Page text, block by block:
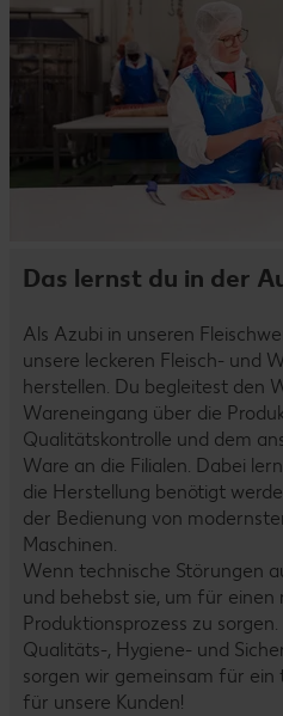
Das lernst du in der
Als Azubi in unseren
unsere leckeren Fleisch- und
herstellen. Du begleitest den
Wareneingang über die
Qualitätskontrolle und dem
Ware an die Filialen. Dabei
die Herstellung benötigt
der Bedienung von
Maschinen.
Wenn technische Störungen
und behebst sie, um für einen
Produktionsprozess zu
Qualitäts-, Hygiene- und
sorgen wir gemeinsam für ein
für unsere Kunden!